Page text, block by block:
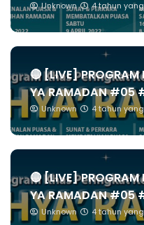
Unknown 4 tahun
🔴 [LIVE] PROGRAM
YA RAMADAN #05
Unknown 4 tahun
🔴 [LIVE] PROGRAM
YA RAMADAN #05
Unknown 4 tahun